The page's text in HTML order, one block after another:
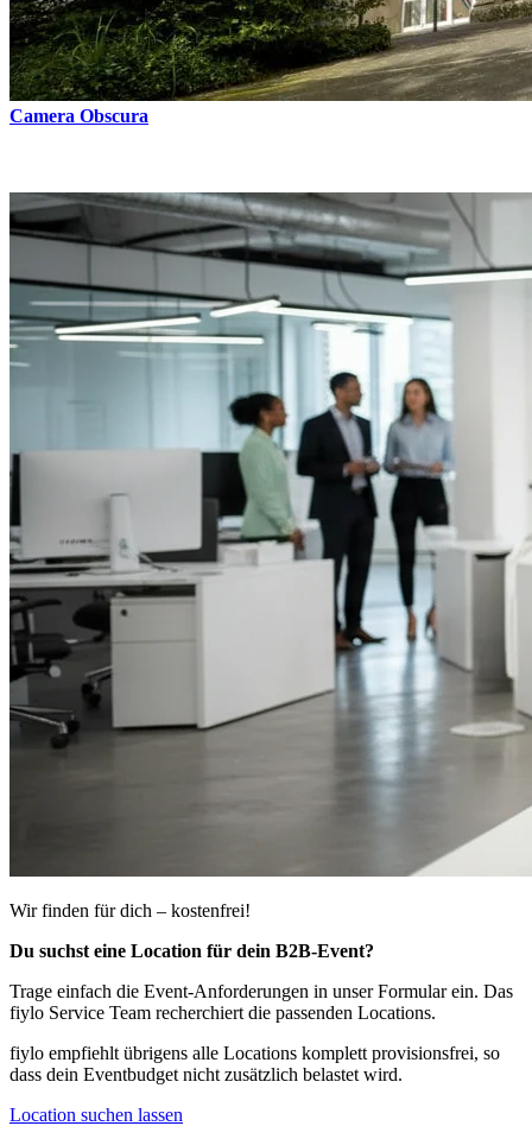
Camera Obscura
Wir finden für dich – kostenfrei!
Du suchst eine Location für dein B2B-Event?
Trage einfach die Event-Anforderungen in unser Formular ein. Das
fiylo Service Team recherchiert die passenden Locations.
fiylo empfiehlt übrigens alle Locations komplett provisionsfrei, so
dass dein Eventbudget nicht zusätzlich belastet wird.
Location suchen lassen